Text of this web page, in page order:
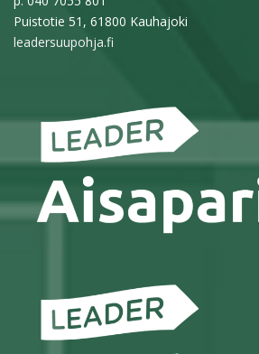
Puistotie 51, 61800 Kauhajoki
leadersuupohja.fi